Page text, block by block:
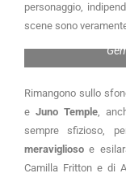
personaggio,
scene sono
Rimangono sullo
e Juno Temple,
sempre sfizioso,
meraviglioso e
Camilla Fritton e di